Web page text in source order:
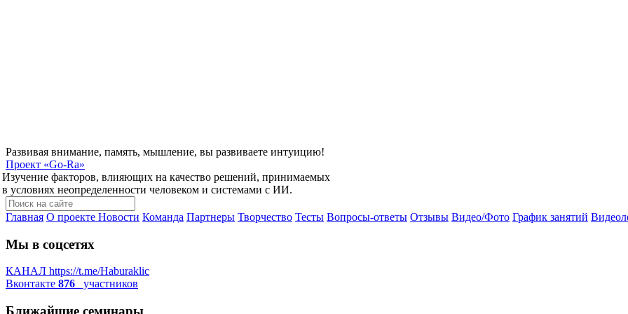
Развивая внимание, память, мышление, вы развиваете интуицию!
Проект «Go-Ra»
Изучение факторов, влияющих на качество решений, принимаемых
в условиях неопределенности человеком и системами с ИИ.
Главная О проекте Новости Команда Партнеры Творчество Тесты Вопросы-ответы Отзывы Видео/Фото График занятий
Мы в соцсетях
КАНАЛ https://t.me/Haburaklic
Вконтакте 876 участников
Ближайшие семинары